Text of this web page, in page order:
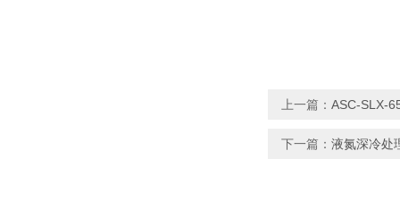
上一篇： ASC-SLX-
下一篇： 液氮深冷处